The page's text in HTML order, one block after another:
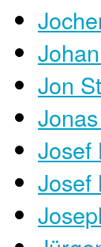
Jon
Josef
Josef